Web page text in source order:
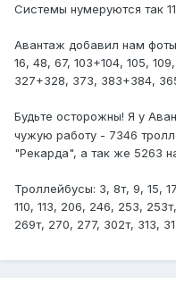
Системы нумеруются так
Авантаж добавил нам
16, 48, 67, 103+104, 105, 109,
327+328, 373, 383+384,
Будьте осторожны! Я у
чужую работу - 7346
"Рекарда", а так же 5263
Троллейбусы: 3, 8т, 9, 15,
110, 113, 206, 246, 253,
269т, 270, 277, 302т, 313,